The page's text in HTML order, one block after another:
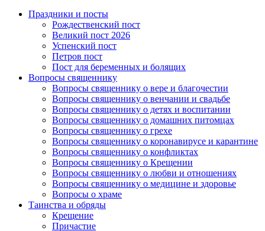
Праздники и посты
Рождественский пост
Великий пост 2026
Успенский пост
Петров пост
Пост для беременных и болящих
Вопросы священнику
Вопросы священнику о вере и благочестии
Вопросы священнику о венчании и свадьбе
Вопросы священнику о детях и воспитании
Вопросы священнику о домашних питомцах
Вопросы священнику о грехе
Вопросы священнику о коронавирусе и карантине
Вопросы священнику о конфликтах
Вопросы священнику о Крещении
Вопросы священнику о любви и отношениях
Вопросы священнику о медицине и здоровье
Вопросы о храме
Таинства и обряды
Крещение
Причастие